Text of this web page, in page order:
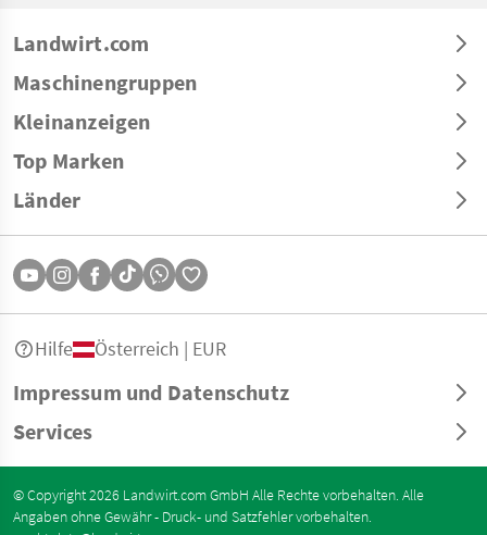
Landwirt.com
Maschinengruppen
Kleinanzeigen
Top Marken
Länder
Impressum und Datenschutz
Services
Hilfe Österreich | EUR
© Copyright 2026 Landwirt.com GmbH Alle Rechte vorbehalten. Alle
Angaben ohne Gewähr - Druck- und Satzfehler vorbehalten.